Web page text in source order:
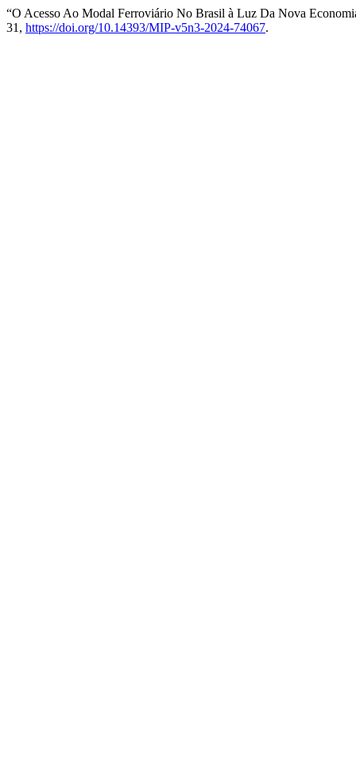
“O Acesso Ao Modal Ferroviário No Brasil à Luz Da Nova
31, https://doi.org/10.14393/MIP-v5n3-2024-74067.